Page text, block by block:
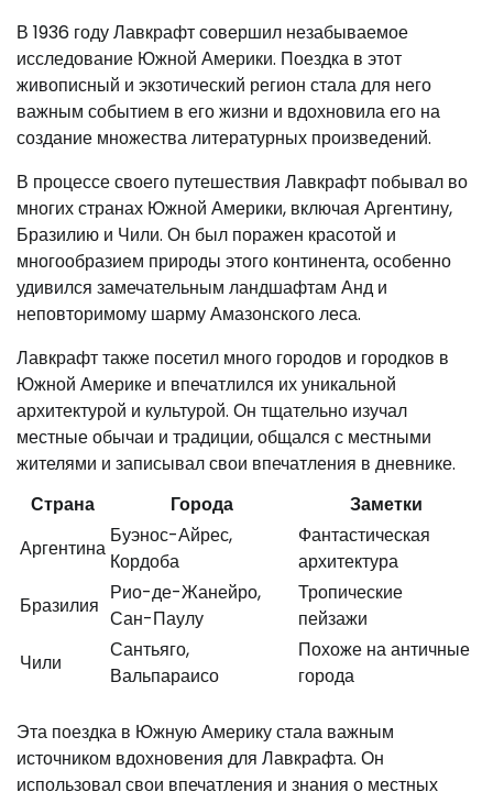
В 1936 году Лавкрафт совершил незабываемое
исследование Южной Америки. Поездка в этот
живописный и экзотический регион стала для него
важным событием в его жизни и вдохновила его на
создание множества литературных произведений.
В процессе своего путешествия Лавкрафт побывал во
многих странах Южной Америки, включая Аргентину,
Бразилию и Чили. Он был поражен красотой и
многообразием природы этого континента, особенно
удивился замечательным ландшафтам Анд и
неповторимому шарму Амазонского леса.
Лавкрафт также посетил много городов и городков в
Южной Америке и впечатлился их уникальной
архитектурой и культурой. Он тщательно изучал
местные обычаи и традиции, общался с местными
жителями и записывал свои впечатления в дневнике.
Страна
Города
Заметки
Аргентина
Буэнос-Айрес,
Кордоба
Фантастическая
архитектура
Бразилия
Рио-де-Жанейро,
Сан-Паулу
Тропические
пейзажи
Чили
Сантьяго,
Вальпараисо
Похоже на античные
города
Эта поездка в Южную Америку стала важным
источником вдохновения для Лавкрафта. Он
использовал свои впечатления и знания о местных